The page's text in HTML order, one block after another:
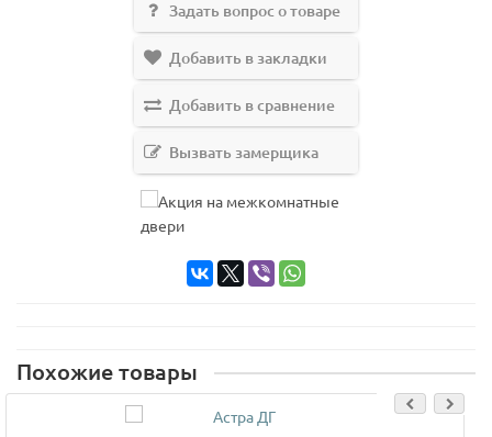
Задать вопрос о товаре
Добавить в закладки
Добавить в сравнение
Вызвать замерщика
Похожие товары